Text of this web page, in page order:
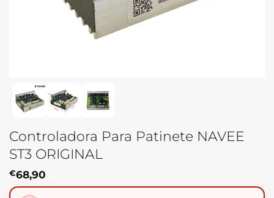
Controladora Para Patinete NAVEE
ST3 ORIGINAL
€68,90